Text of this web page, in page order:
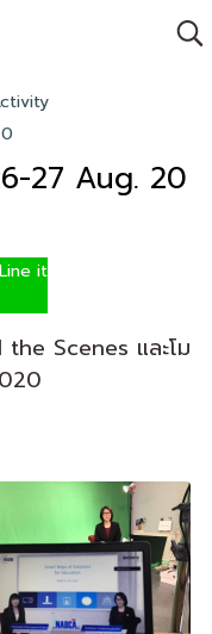
27 Aug. 20
the Scenes และโม